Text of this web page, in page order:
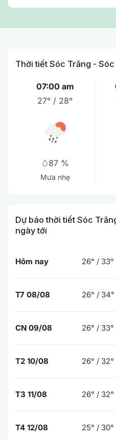
Thời tiết Sóc Trăng -
07:00 am
27° / 28°
87 %
Mưa nhẹ
Dự báo thời tiết Sóc
ngày tới
Hôm nay 26° / 33°
T7 08/08 26° / 34°
CN 09/08 26° / 33°
T2 10/08 26° / 32°
T3 11/08 26° / 32°
T4 12/08 25° / 30°